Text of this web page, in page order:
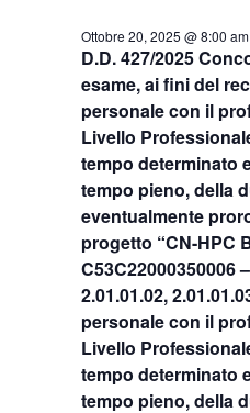
D.D. 427/2025
esame, ai fini del
personale con il
Livello
tempo determinato
tempo pieno, della
eventualmente
progetto “CN-HPC
C53C22000350006
2.01.01.02,
personale con il
Livello
tempo determinato
tempo pieno, della
Ottobre 20, 2025 @ 8:00 am